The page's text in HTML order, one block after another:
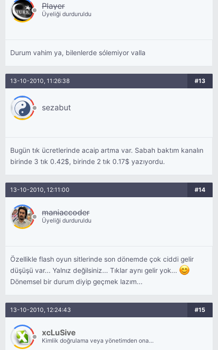
Player
Üyeliği durduruldu
Durum vahim ya, bilenlerde sólemiyor valla
13-10-2010, 11:26:38 #13
sezabut
Bugün tık ücretlerinde acaip artma var. Sabah baktım kanalın
birinde 3 tık 0.42$, birinde 2 tık 0.17$ yazıyordu.
13-10-2010, 12:11:00 #14
maniaccoder
Üyeliği durduruldu
Özellikle flash oyun sitlerinde son dönemde çok ciddi gelir
düşüşü var... Yalnız değilsiniz... Tıklar aynı gelir yok...
Dönemsel bir durum diyip geçmek lazım...
13-10-2010, 12:24:43 #15
xcLuSive
Kimlik doğrulama veya yönetimden onay